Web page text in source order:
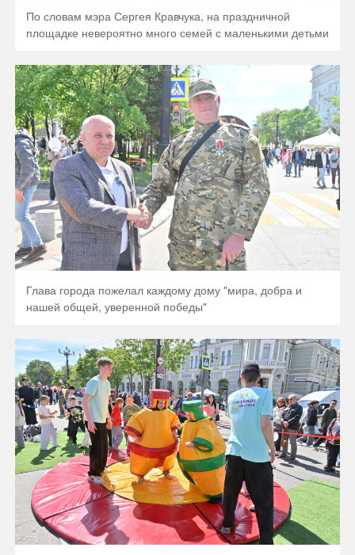
По словам мэра Сергея Кравчука, на праздничной
площадке невероятно много семей с маленькими детьми
Глава города пожелал каждому дому "мира, добра и
нашей общей, уверенной победы"